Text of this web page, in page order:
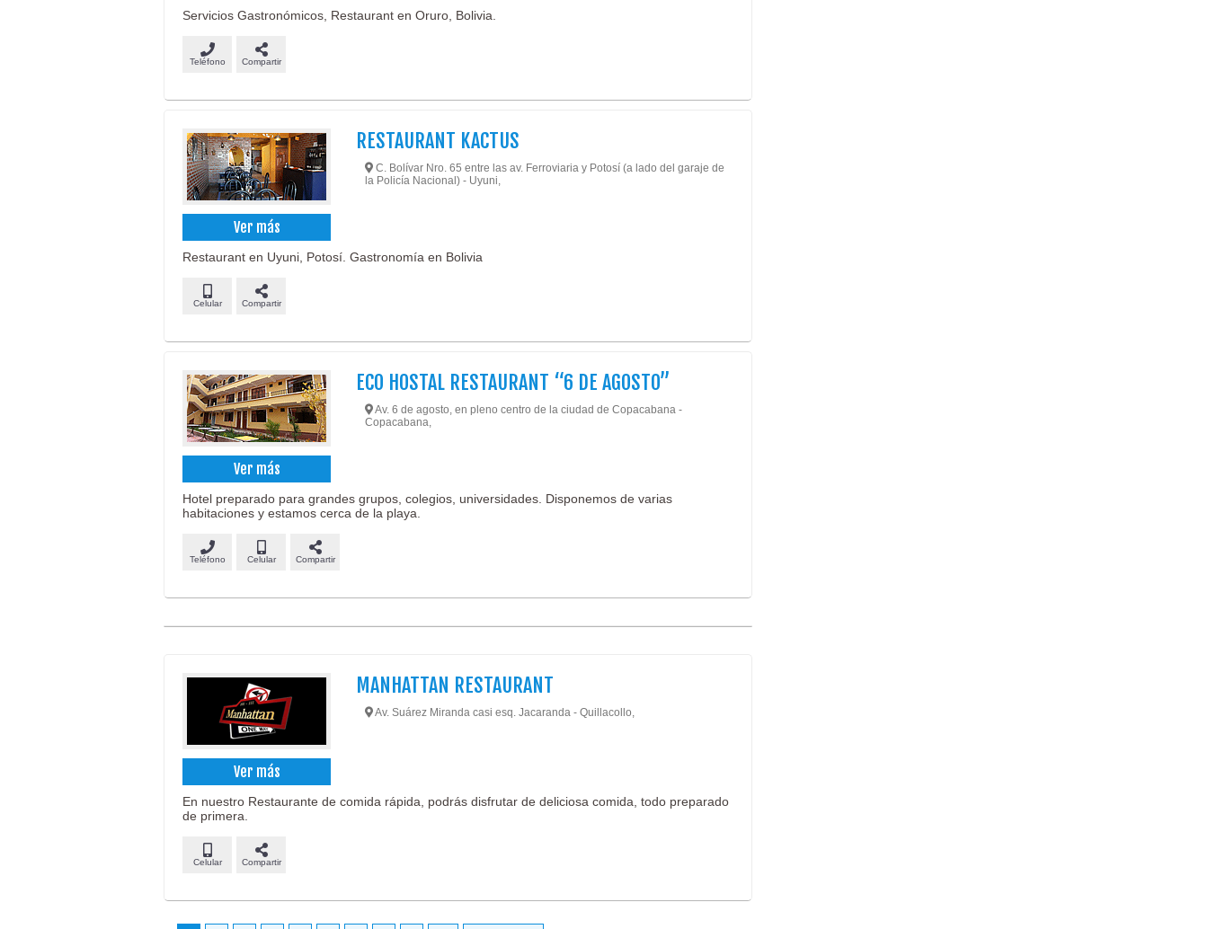
Servicios Gastronómicos, Restaurant en Oruro, Bolivia.
Teléfono Compartir
Ver más
RESTAURANT KACTUS
C. Bolívar Nro. 65 entre las av. Ferroviaria y Potosí (a lado del garaje de
la Policía Nacional) - Uyuni,
Restaurant en Uyuni, Potosí. Gastronomía en Bolivia
Celular Compartir
Ver más
ECO HOSTAL RESTAURANT “6 DE AGOSTO”
Av. 6 de agosto, en pleno centro de la ciudad de Copacabana -
Copacabana,
Hotel preparado para grandes grupos, colegios, universidades. Disponemos de varias
habitaciones y estamos cerca de la playa.
Teléfono Celular Compartir
Ver más
MANHATTAN RESTAURANT
Av. Suárez Miranda casi esq. Jacaranda - Quillacollo,
En nuestro Restaurante de comida rápida, podrás disfrutar de deliciosa comida, todo preparado
de primera.
Celular Compartir